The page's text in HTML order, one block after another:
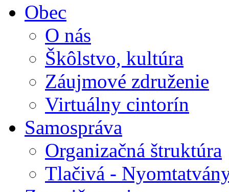
Obec
O nás
Škôlstvo, kultúra
Záujmové združenie
Virtuálny cintorín
Samospráva
Organizačná štruktúra
Tlačivá -